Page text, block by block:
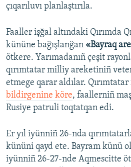
çıqarıluvı planlaştırıla.
Faaller işğal altındaki Qırımda
kününe bağışlanğan «Bayraq
ötkere. Yarımadanıñ çeşit
qırımtatar milliy areketiniñ
etmege qarar aldılar.
bildirgenine köre, faallerniñ
Rusiye patruli toqtatqan edi.
Er yıl iyünniñ 26-nda
kününi qayd ete. Bayram künü
iyünniñ 26-27-nde Aqmescitte